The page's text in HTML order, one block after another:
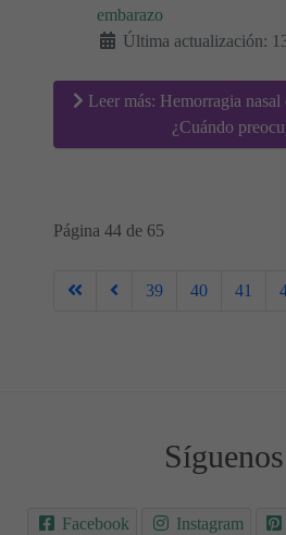
embarazo
Última actualización:
Leer más: Hemorragia nasal
¿Cuándo
Página 44 de 65
39 40 41
Facebook Instagram